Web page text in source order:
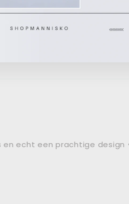
best klein. En ook de
echt een prachtige design